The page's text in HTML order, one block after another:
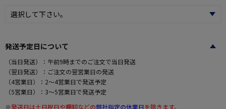
発送予定日について
（当日発送）：午前9時までのご注文で当日発送
（翌日発送）：ご注文の翌営業日の発送
（4営業日）：2～4営業日で発送予定
（5営業日）：3～5営業日で発送予定
※発送日は土日祝日や棚卸などの弊社指定の休業日を除きます。